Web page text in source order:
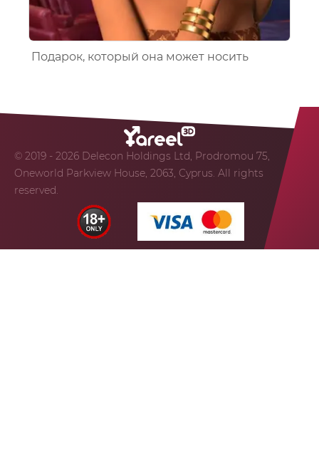
Подарок, который она может носить
© 2019 - 2026 Delecon Holdings Ltd, Prodromou 75,
Oneworld Parkview House, 2063, Cyprus. All rights
reserved.